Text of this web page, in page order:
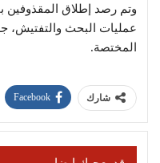
وتم رصد إطلاق المقذوفين
عمليات البحث والتفتيش،
المختصة.
شارك Facebook